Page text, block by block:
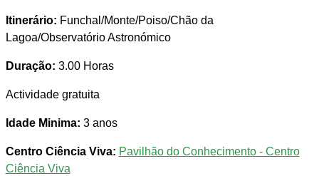
Itinerário: Funchal/Monte/Poiso/Chão da
Lagoa/Observatório Astronómico
Duração: 3.00 Horas
Actividade gratuita
Idade Minima: 3 anos
Centro Ciência Viva: Pavilhão do Conhecimento - Centro
Ciência Viva